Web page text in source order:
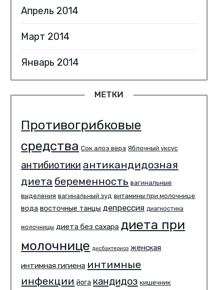
Апрель 2014
Март 2014
Январь 2014
МЕТКИ
Противогрибковые
средства Сок алоэ вера Яблочный уксус
антибиотики антикандидозная
диета беременность вагинальные
выделения вагинальный зуд витамины при молочнице
вода восточные танцы депрессия диагностика
молочницы диета без сахара диета при
молочнице дисбактериоз женская
интимная гигиена интимные
инфекции йога кандидоз кишечник